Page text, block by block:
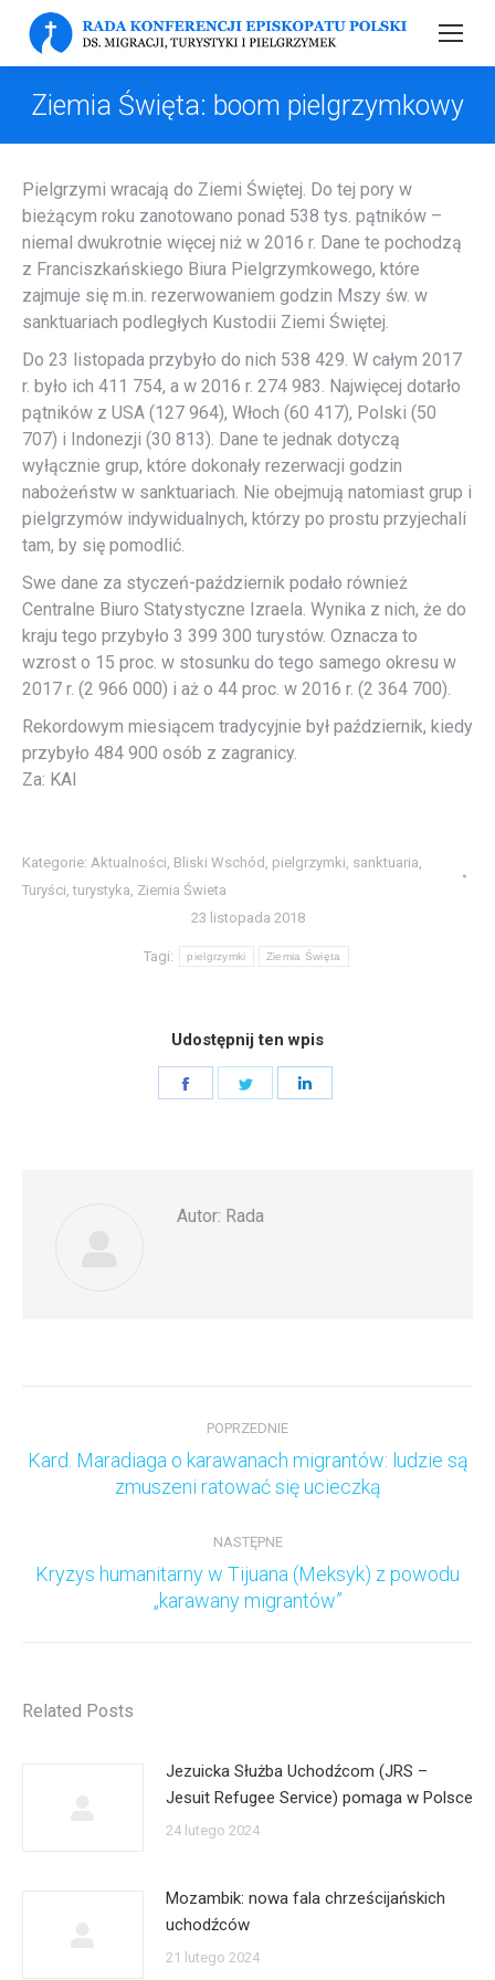
Ziemia Święta: boom pielgrzymkowy
Pielgrzymi wracają do Ziemi Świętej. Do tej pory w
bieżącym roku zanotowano ponad 538 tys. pątników –
niemal dwukrotnie więcej niż w 2016 r. Dane te pochodzą
z Franciszkańskiego Biura Pielgrzymkowego, które
zajmuje się m.in. rezerwowaniem godzin Mszy św. w
sanktuariach podległych Kustodii Ziemi Świętej.
Do 23 listopada przybyło do nich 538 429. W całym 2017
r. było ich 411 754, a w 2016 r. 274 983. Najwięcej dotarło
pątników z USA (127 964), Włoch (60 417), Polski (50
707) i Indonezji (30 813). Dane te jednak dotyczą
wyłącznie grup, które dokonały rezerwacji godzin
nabożeństw w sanktuariach. Nie obejmują natomiast grup i
pielgrzymów indywidualnych, którzy po prostu przyjechali
tam, by się pomodlić.
Swe dane za styczeń-październik podało również
Centralne Biuro Statystyczne Izraela. Wynika z nich, że do
kraju tego przybyło 3 399 300 turystów. Oznacza to
wzrost o 15 proc. w stosunku do tego samego okresu w
2017 r. (2 966 000) i aż o 44 proc. w 2016 r. (2 364 700).
Rekordowym miesiącem tradycyjnie był październik, kiedy
przybyło 484 900 osób z zagranicy.
Za: KAI
Kategorie: Aktualności, Bliski Wschód , pielgrzymki, sanktuaria,
Turyści,turystyka, Ziemia Świeta
23 listopada 2018
Tagi: pielgrzymki Ziemia Święta
Udostępnij ten wpis
Autor: Rada
POPRZEDNIE
Poprzedni
wpis:
Kard. Maradiaga o karawanach migrantów: ludzie są
zmuszeni ratować się ucieczką
NASTĘPNE
Następny
wpis:
Kryzys humanitarny w Tijuana (Meksyk) z powodu
„karawany migrantów”
Related Posts
Jezuicka Służba Uchodźcom (JRS –
Jesuit Refugee Service) pomaga w Polsce
24 lutego 2024
Mozambik: nowa fala chrześcijańskich
uchodźców
21 lutego 2024